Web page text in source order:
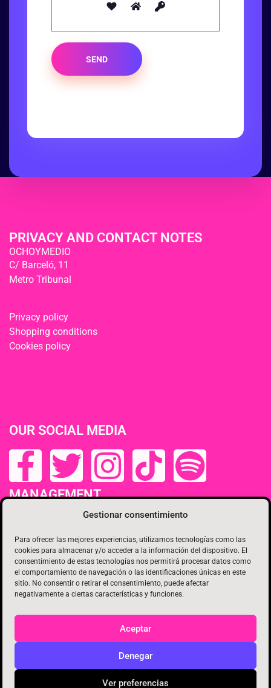
Gestionar consentimiento
Para ofrecer las mejores experiencias, utilizamos tecnologías como las
cookies para almacenar y/o acceder a la información del dispositivo. El
consentimiento de estas tecnologías nos permitirá procesar datos como
el comportamiento de navegación o las identificaciones únicas en este
sitio. No consentir o retirar el consentimiento, puede afectar
negativamente a ciertas características y funciones.
Aceptar
Denegar
Ver preferencias
SEND
PRIVACY AND CONTACT NOTES
OCHOYMEDIO
C/ Barceló, 11
Metro Tribunal
Privacy policy
Shopping conditions
Cookies policy
OUR SOCIAL MEDIA
MANAGEMENT
joseangelESteenidol